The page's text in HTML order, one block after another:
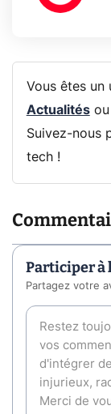
Vous êtes un
Actualitésou
Suivez-nous
tech !
Participer à
Partagez votre